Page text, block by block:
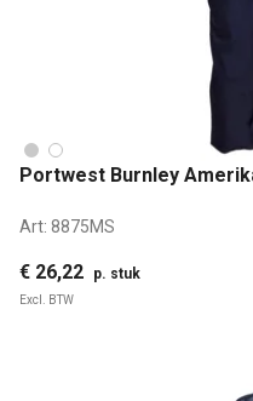
Portwest Burnley
Art: 8875MS
€ 26,22 p. stuk
Excl. BTW